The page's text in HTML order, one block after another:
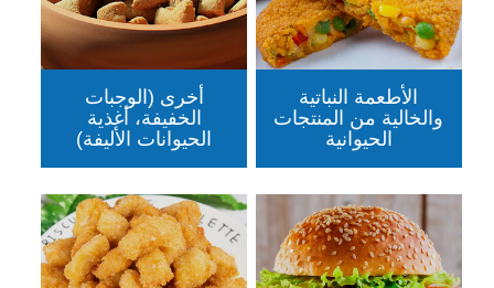
الأطعمة النباتية
والخالية من المنتجات
الحيوانية
أخرى (الوجبات
الخفيفة، أغذية
الحيوانات الأليفة)